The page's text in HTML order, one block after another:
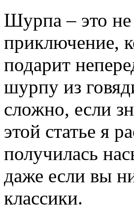
Шурпа – это не
приключение,
подарит
шурпу из
сложно, если
этой статье я
получилась
даже если вы
классики.